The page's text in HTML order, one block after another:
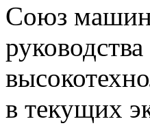
Союз
в текущих